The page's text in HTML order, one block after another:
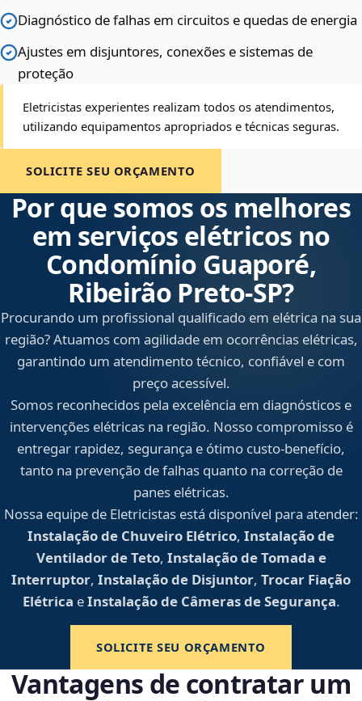
Diagnóstico de falhas em circuitos e quedas de energia
Ajustes em disjuntores, conexões e sistemas de
proteção
Eletricistas experientes realizam todos os atendimentos,
utilizando equipamentos apropriados e técnicas seguras.
SOLICITE SEU ORÇAMENTO
Por que somos os melhores
em serviços elétricos no
Condomínio Guaporé,
Ribeirão Preto‑SP?
Procurando um profissional qualificado em elétrica na sua
região? Atuamos com agilidade em ocorrências elétricas,
garantindo um atendimento técnico, confiável e com
preço acessível.
Somos reconhecidos pela excelência em diagnósticos e
intervenções elétricas na região. Nosso compromisso é
entregar rapidez, segurança e ótimo custo-benefício,
tanto na prevenção de falhas quanto na correção de
panes elétricas.
Nossa equipe de Eletricistas está disponível para atender:
Instalação de Chuveiro Elétrico, Instalação de
Ventilador de Teto, Instalação de Tomada e
Interruptor, Instalação de Disjuntor, Trocar Fiação
Elétrica eInstalação de Câmeras de Segurança.
SOLICITE SEU ORÇAMENTO
Vantagens de contratar um